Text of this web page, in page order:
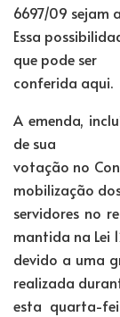
6697/09 sejam
Essa
que pode ser
conferida aqui.
A emenda,
de sua
votação no
mobilização
servidores no
mantida na Lei
devido a uma
realizada
esta quarta-